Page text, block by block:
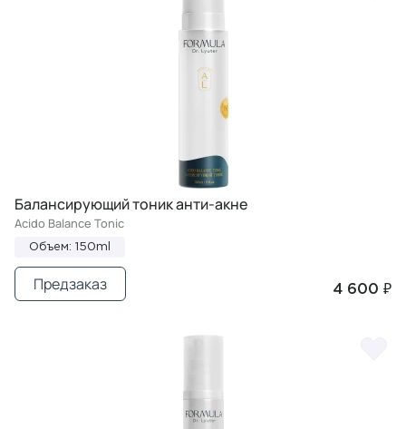
Балансирующий тоник анти-акне
Acido Balance Tonic
Объем: 150ml
4 600 ₽
Предзаказ